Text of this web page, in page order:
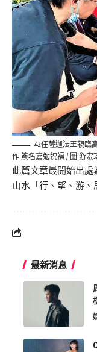
42任薩迦法王親臨
作 簽名嘉勉祝福 / 圖 游宏
此篇文章最開始出處
山水「行、望、游、
最新消息